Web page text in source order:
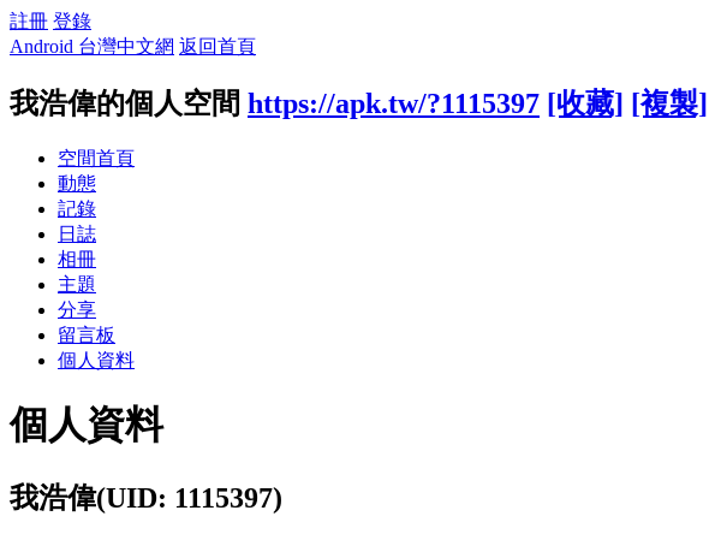
註冊 登錄
Android 台灣中文網 返回首頁
我浩偉的個人空間 https://apk.tw/?1115397 [收藏] [複製]
空間首頁
動態
記錄
日誌
相冊
主題
分享
留言板
個人資料
個人資料
我浩偉(UID: 1115397)